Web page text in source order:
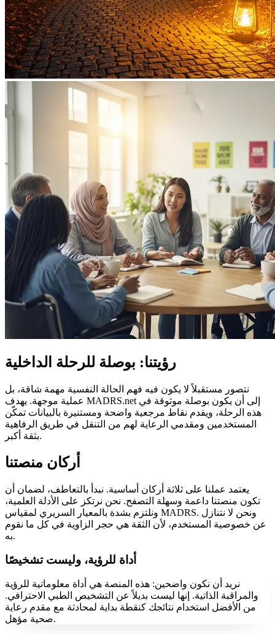
رؤيتنا: بوصلة للرحلة الداخلية
نتصور مستقبلاً لا يكون فيه فهم الحالة النفسية مهمة شاقة، بل
عملية موجهة. يهدف MADRS.net إلى أن يكون بوصلة موثوقة في
هذه الرحلة، ويقدم نقاط مرجعية واضحة ومستنيرة بالبيانات تمكّن
المستخدمين ومقدمي الرعاية لهم من التنقل في طريق الرفاهية
بثقة أكبر.
أركان منصتنا
يعتمد عملنا على ثلاثة أركان أساسية. نبدأ بالتعاطف، لضمان أن
تكون منصتنا داعمة وسهلة التصفح. نحن نرتكز على الأدلة العلمية،
ونلتزم بشدة بالمعيار السريري لمقياس MADRS. ونحن لا نتنازل
عن خصوصية المستخدم، لأن الثقة هي حجر الزاوية في كل ما نقوم
به.
أداة للرؤية، وليست تشخيصًا
نريد أن نكون واضحين: هذه المنصة هي أداة معلوماتية للرؤية
والمراقبة الذاتية. إنها ليست بديلاً عن التشخيص الطبي الاحترافي.
من الأفضل استخدام نتائجك كنقطة بداية لمحادثة مع مقدم رعاية
صحية مؤهل.